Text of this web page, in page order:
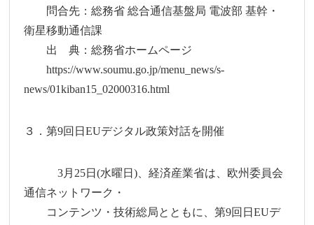
問合先：総務省 総合通信基盤局 電波部 基幹・
衛星移動通信課
出 典：総務省ホームページ
https://www.soumu.go.jp/menu_news/s-
news/01kiban15_02000316.html
３．第9回日EUデジタル政策対話を開催
3月25日(水曜日)、経済産業省は、欧州委員会
通信ネットワーク・
コンテンツ・技術総局とともに、第9回日EUデ